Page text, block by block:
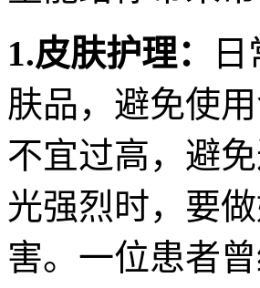
1.皮肤护理：
肤品，避免使
不宜过高，避
光强烈时，要
害。一位患者